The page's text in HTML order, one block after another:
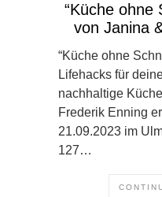
“Küche ohne
von Janina
“Küche ohne
Lifehacks für
nachhaltige
Frederik Enning
21.09.2023 im
127…